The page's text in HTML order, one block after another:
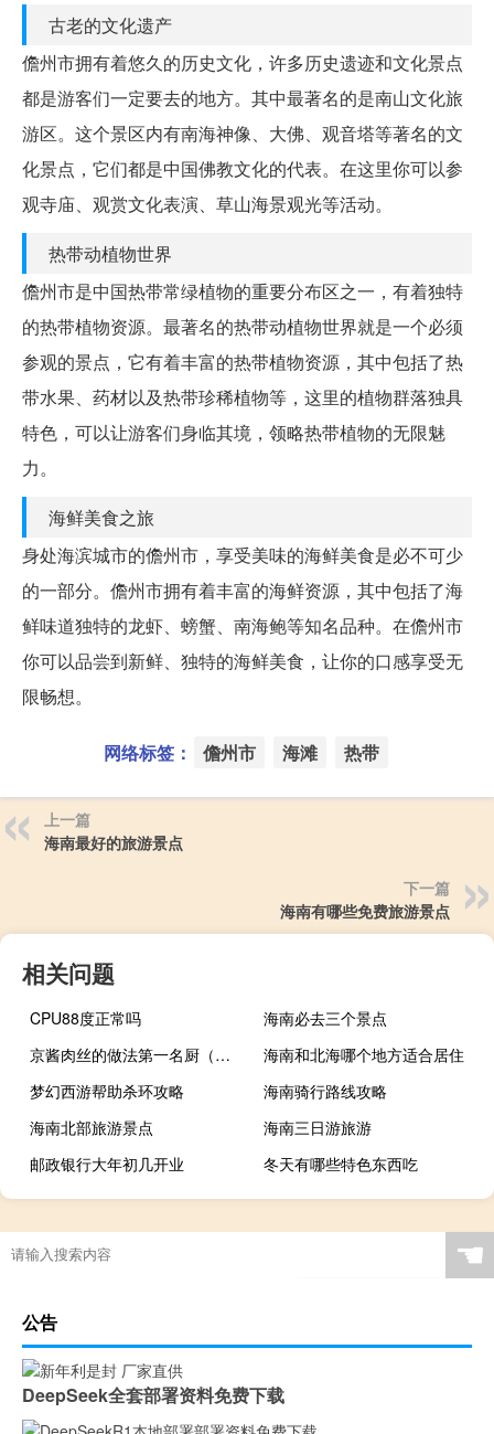
古老的文化遗产
儋州市拥有着悠久的历史文化，许多历史遗迹和文化景点
都是游客们一定要去的地方。其中最著名的是南山文化旅
游区。这个景区内有南海神像、大佛、观音塔等著名的文
化景点，它们都是中国佛教文化的代表。在这里你可以参
观寺庙、观赏文化表演、草山海景观光等活动。
热带动植物世界
儋州市是中国热带常绿植物的重要分布区之一，有着独特
的热带植物资源。最著名的热带动植物世界就是一个必须
参观的景点，它有着丰富的热带植物资源，其中包括了热
带水果、药材以及热带珍稀植物等，这里的植物群落独具
特色，可以让游客们身临其境，领略热带植物的无限魅
力。
海鲜美食之旅
身处海滨城市的儋州市，享受美味的海鲜美食是必不可少
的一部分。儋州市拥有着丰富的海鲜资源，其中包括了海
鲜味道独特的龙虾、螃蟹、南海鲍等知名品种。在儋州市
你可以品尝到新鲜、独特的海鲜美食，让你的口感享受无
限畅想。
网络标签： 儋州市 海滩 热带
上一篇
海南最好的旅游景点
下一篇
海南有哪些免费旅游景点
相关问题
CPU88度正常吗
海南必去三个景点
京酱肉丝的做法第一名厨（京酱肉丝）
海南和北海哪个地方适合居住
梦幻西游帮助杀环攻略
海南骑行路线攻略
海南北部旅游景点
海南三日游旅游
邮政银行大年初几开业
冬天有哪些特色东西吃
☚
公告
DeepSeek全套部署资料免费下载